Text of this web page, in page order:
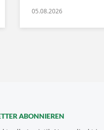
05.08.2026
ABONNIEREN